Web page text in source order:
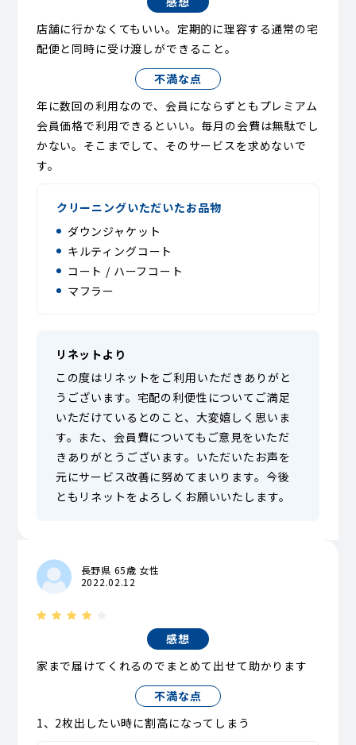
店舗に行かなくてもいい。定期的に理容する通常の宅
配便と同時に受け渡しができること。
不満な点
年に数回の利用なので、会員にならずともプレミアム
会員価格で利用できるといい。毎月の会費は無駄でし
かない。そこまでして、そのサービスを求めないで
す。
クリーニングいただいたお品物
ダウンジャケット
キルティングコート
コート / ハーフコート
マフラー
リネットより
この度はリネットをご利用いただきありがと
うございます。宅配の利便性についてご満足
いただけているとのこと、大変嬉しく思いま
す。また、会員費についてもご意見をいただ
きありがとうございます。いただいたお声を
元にサービス改善に努めてまいります。今後
ともリネットをよろしくお願いいたします。
長野県 65歳 女性
2022.02.12
感想
家まで届けてくれるのでまとめて出せて助かります
不満な点
1、2枚出したい時に割高になってしまう